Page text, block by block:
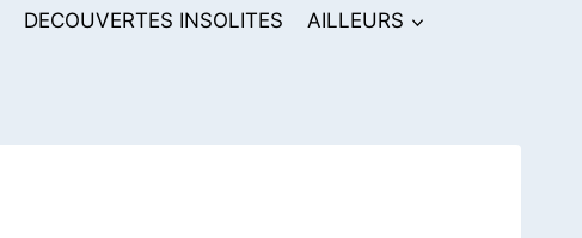
DECOUVERTES INSOLITES AILLEURS